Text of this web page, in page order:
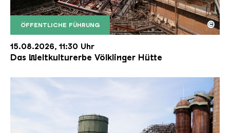
ÖFFENTLICHE FÜHRUNG
Der Erzschrägaufzug der Völklinger Hütte mit
Copyright: Weltkulturerbe Völklinger Hütte | Karl
©
15.08.2026, 11:30 Uhr
Das Weltkulturerbe Völklinger Hütte